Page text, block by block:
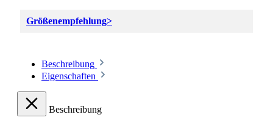
Größenempfehlung>
Beschreibung
Eigenschaften
Beschreibung